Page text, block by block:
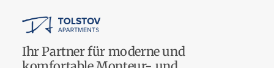
Ihr Partner für moderne und